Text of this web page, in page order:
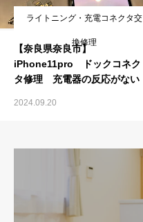
ライトニング・充電コネクタ交
換修理
【奈良県奈良市】
iPhone11pro ドックコネク
タ修理 充電器の反応がない
2024.09.20